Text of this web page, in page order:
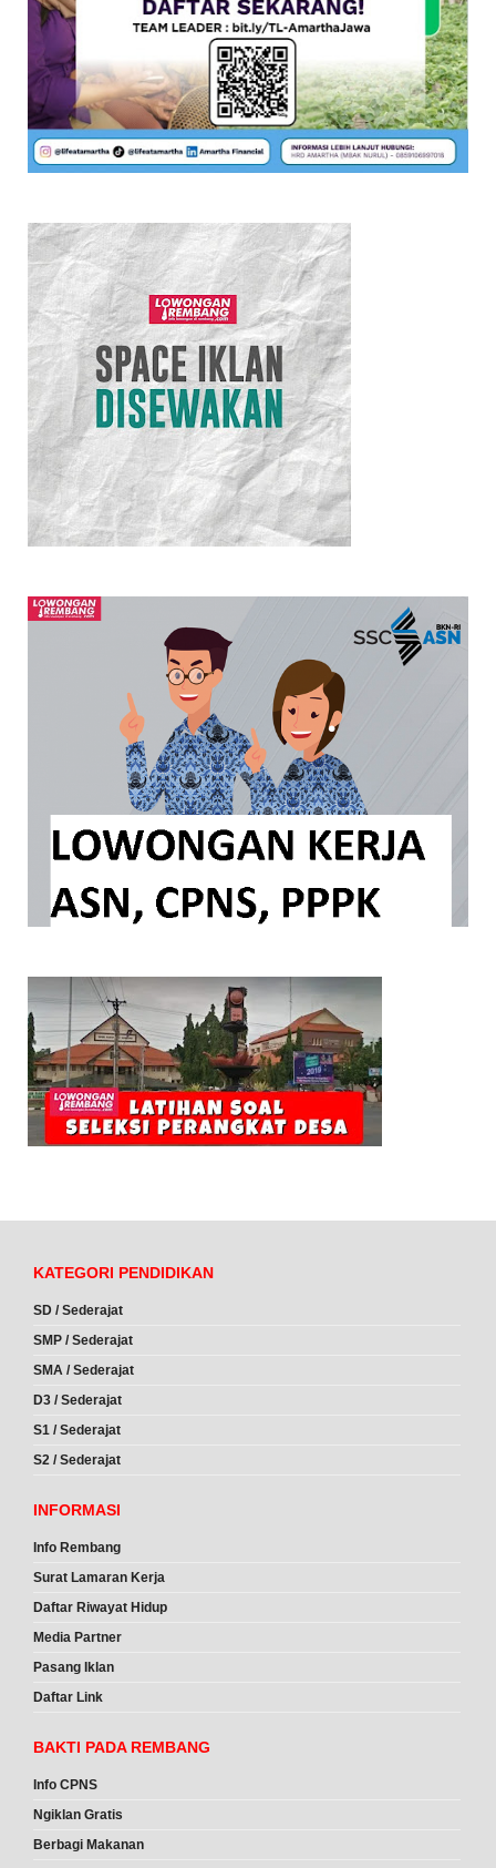
KATEGORI PENDIDIKAN
SD / Sederajat
SMP / Sederajat
SMA / Sederajat
D3 / Sederajat
S1 / Sederajat
S2 / Sederajat
INFORMASI
Info Rembang
Surat Lamaran Kerja
Daftar Riwayat Hidup
Media Partner
Pasang Iklan
Daftar Link
BAKTI PADA REMBANG
Info CPNS
Ngiklan Gratis
Berbagi Makanan